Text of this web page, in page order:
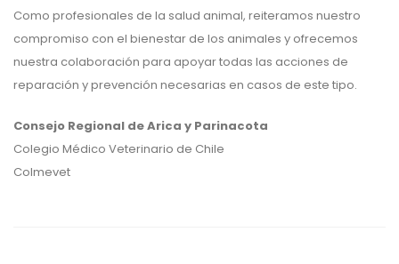
Como profesionales de la salud animal, reiteramos nuestro
compromiso con el bienestar de los animales y ofrecemos
nuestra colaboración para apoyar todas las acciones de
reparación y prevención necesarias en casos de este tipo.
Consejo Regional de Arica y Parinacota
Colegio Médico Veterinario de Chile
Colmevet